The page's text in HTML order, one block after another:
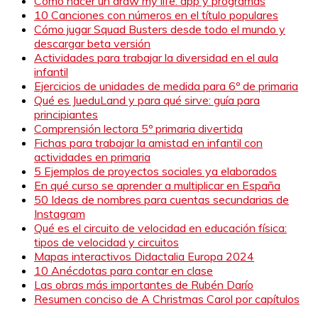
10 Canciones con números en el título populares
Cómo jugar Squad Busters desde todo el mundo y
descargar beta versión
Actividades para trabajar la diversidad en el aula
infantil
Ejercicios de unidades de medida para 6º de primaria
Qué es JueduLand y para qué sirve: guía para
principiantes
Comprensión lectora 5º primaria divertida
Fichas para trabajar la amistad en infantil con
actividades en primaria
5 Ejemplos de proyectos sociales ya elaborados
En qué curso se aprender a multiplicar en España
50 Ideas de nombres para cuentas secundarias de
Instagram
Qué es el circuito de velocidad en educación física:
tipos de velocidad y circuitos
Mapas interactivos Didactalia Europa 2024
10 Anécdotas para contar en clase
Las obras más importantes de Rubén Darío
Resumen conciso de A Christmas Carol por capítulos